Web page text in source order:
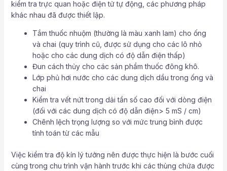
kiểm tra trực quan hoặc điện tử tự động, các phương pháp
khác nhau đã được thiết lập.
Tắm thuốc nhuộm (thường là màu xanh lam) cho ống
và chai (quy trình cũ, được sử dụng cho các lô nhỏ
hoặc cho các dung dịch có độ dẫn điện thấp)
Đun cách thủy cho các sản phẩm thuốc đông khô.
Lớp phủ hơi nước cho các dung dịch dầu trong ống và
chai
Kiểm tra vết nứt trong dải tần số cao đối với dòng điện
(đối với các dung dịch có độ dẫn điện> 5 mS / cm)
Chênh lệch trọng lượng so với mức trung bình được
tính toán từ các mẫu
Việc kiểm tra độ kín lý tưởng nên được thực hiện là bước cuối
cùng trong chu trình vận hành trước khi các thùng chứa được